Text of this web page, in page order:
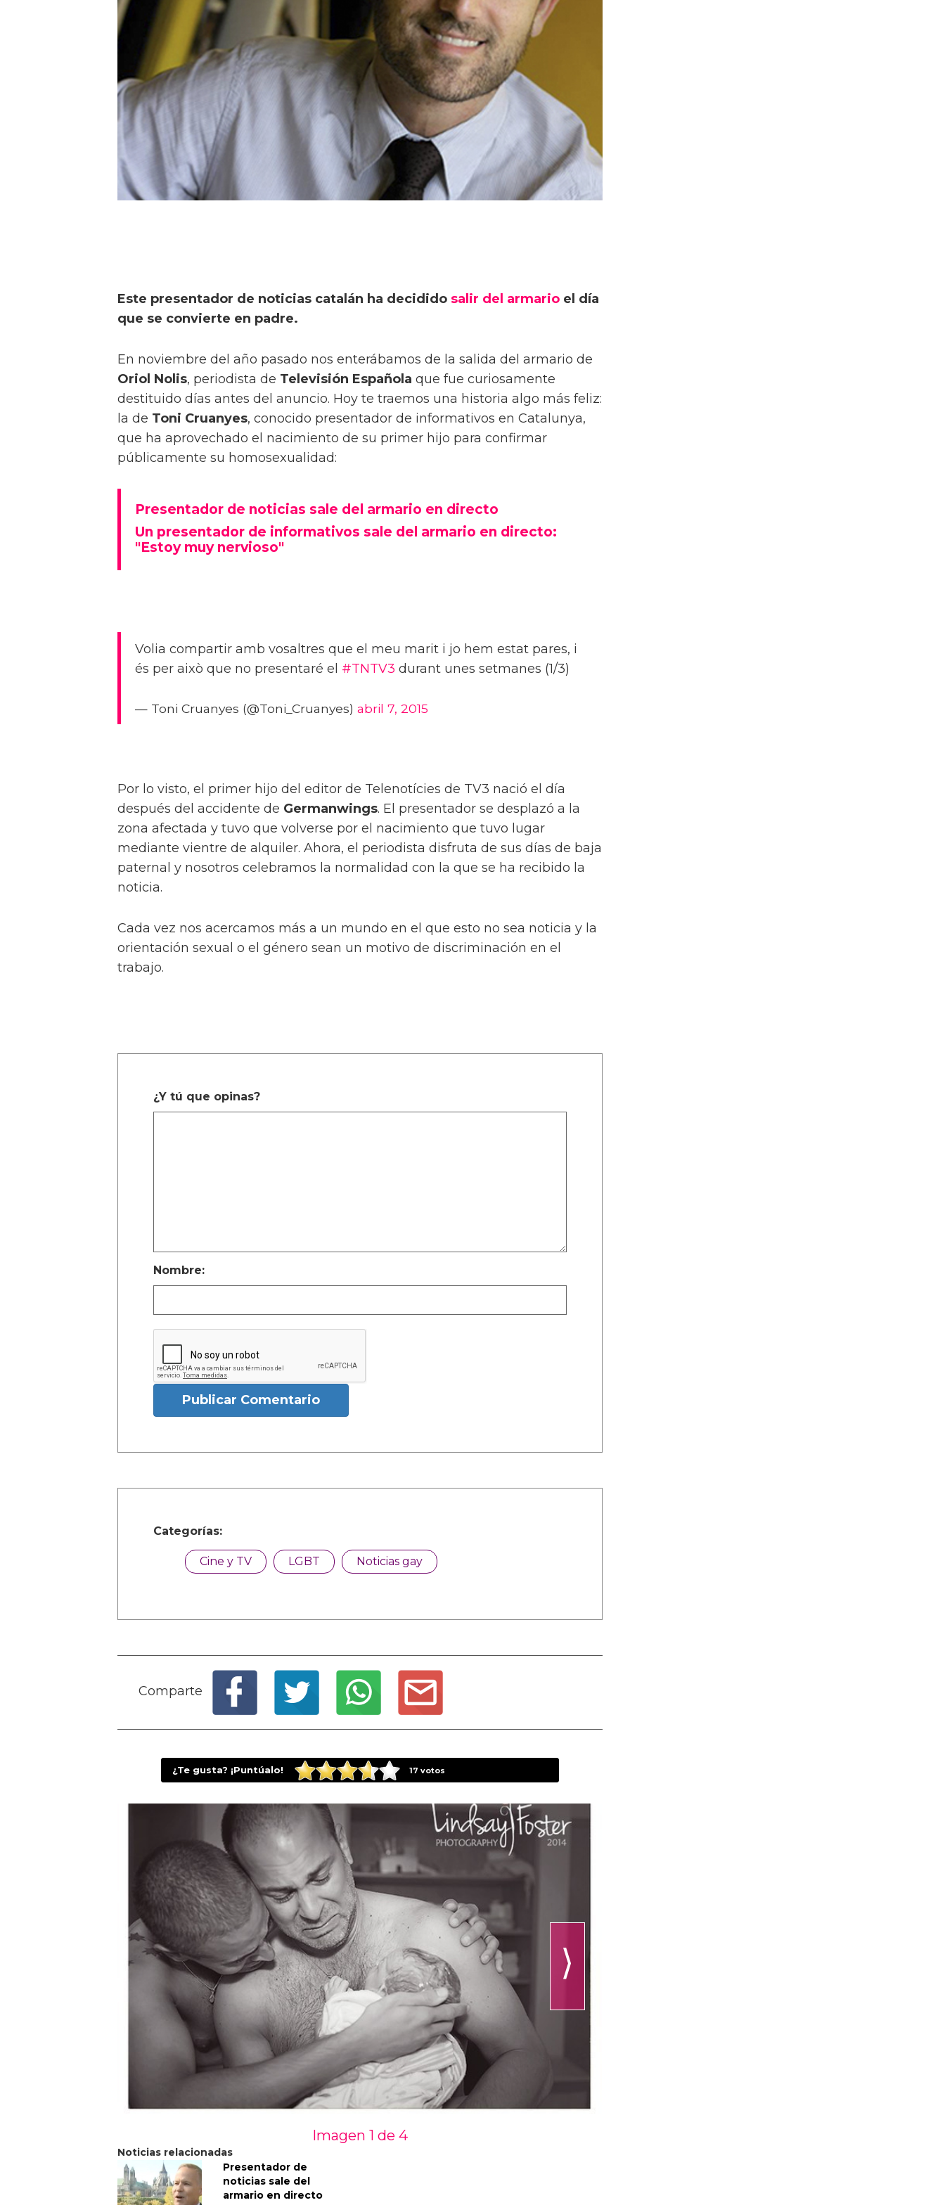
Este presentador de noticias catalán ha decidido salir del armario el día
que se convierte en padre.
En noviembre del año pasado nos enterábamos de la salida del armario de
Oriol Nolis, periodista de Televisión Española que fue curiosamente
destituido días antes del anuncio. Hoy te traemos una historia algo más feliz:
la de Toni Cruanyes, conocido presentador de informativos en Catalunya,
que ha aprovechado el nacimiento de su primer hijo para confirmar
públicamente su homosexualidad:
Presentador de noticias sale del armario en directo
Un presentador de informativos sale del armario en directo:
"Estoy muy nervioso"
Volia compartir amb vosaltres que el meu marit i jo hem estat pares, i
és per això que no presentaré el #TNTV3 durant unes setmanes (1/3)
— Toni Cruanyes (@Toni_Cruanyes) abril 7, 2015
Por lo visto, el primer hijo del editor de Telenotícies de TV3 nació el día
después del accidente de Germanwings. El presentador se desplazó a la
zona afectada y tuvo que volverse por el nacimiento que tuvo lugar
mediante vientre de alquiler. Ahora, el periodista disfruta de sus días de baja
paternal y nosotros celebramos la normalidad con la que se ha recibido la
noticia.
Cada vez nos acercamos más a un mundo en el que esto no sea noticia y la
orientación sexual o el género sean un motivo de discriminación en el
trabajo.
¿Y tú que opinas?
Nombre:
Publicar Comentario
Categorías:
Cine y TV LGBT Noticias gay
Comparte
¿Te gusta? ¡Puntúalo! 17 votos
⟩
Imagen 1 de 4
Noticias relacionadas
Presentador de
noticias sale del
armario en directo